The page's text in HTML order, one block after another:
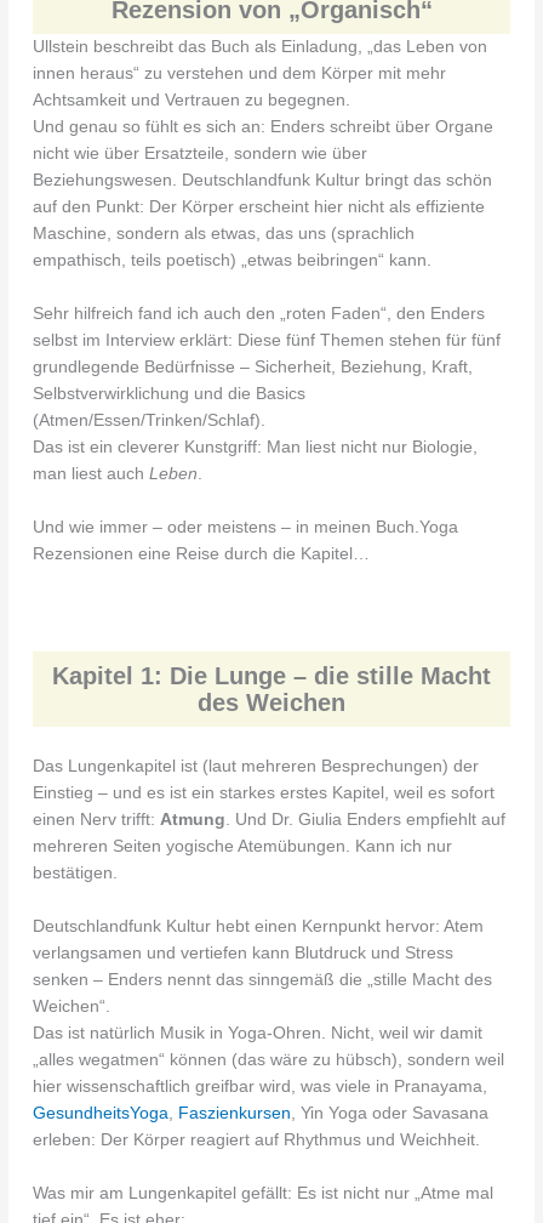
spielerisch leicht auf den Punkt zu bringen, weckt sie eine
tiefe Liebe zu dem, was uns so nah und doch oft fern ist: uns
selbst.
In ihrem Millionenbestseller Darm mit Charme hat Giulia
Enders eine neue Art begründet, über Wissenschaft zu
schreiben.
In Organisch erkundet sie, was es wirklich bedeutet, auf den
Körper zu hören.
Giulia Enders ist Ärztin und Autorin. 2014 veröffentlichte sie
den Bestseller Darm mit Charme. Sie forschte in der
Mikrobiologie, arbeitete als Ärztin und engagiert sich für die
verständliche Vermittlung wissenschaftlicher Themen.
Jill Enders ist Kommunikationsdesignerin und spezialisiert auf
die Vermittlung von Wissenschaft. Sie gestaltet Bücher,
Illustrationen für Darm mit Charme sowie die Konzeption der
Ausstellung Microbiote in Paris.
Rezension von „Organisch“
Ullstein beschreibt das Buch als Einladung, „das Leben von
innen heraus“ zu verstehen und dem Körper mit mehr
Achtsamkeit und Vertrauen zu begegnen.
Und genau so fühlt es sich an: Enders schreibt über Organe
nicht wie über Ersatzteile, sondern wie über
Beziehungswesen. Deutschlandfunk Kultur bringt das schön
auf den Punkt: Der Körper erscheint hier nicht als effiziente
Maschine, sondern als etwas, das uns (sprachlich
empathisch, teils poetisch) „etwas beibringen“ kann.
Sehr hilfreich fand ich auch den „roten Faden“, den Enders
selbst im Interview erklärt: Diese fünf Themen stehen für fünf
grundlegende Bedürfnisse – Sicherheit, Beziehung, Kraft,
Selbstverwirklichung und die Basics
(Atmen/Essen/Trinken/Schlaf).
Das ist ein cleverer Kunstgriff: Man liest nicht nur Biologie,
man liest auchLeben
Und wie immer – oder meistens – in meinen Buch.Yoga
Rezensionen eine Reise durch die Kapitel…
Kapitel 1: Die Lunge – die stille Macht
des Weichen
Das Lungenkapitel ist (laut mehreren Besprechungen) der
Einstieg – und es ist ein starkes erstes Kapitel, weil es sofort
einen Nerv trifft: Atmung . Und Dr. Giulia Enders empfiehlt auf
mehreren Seiten yogische Atemübungen. Kann ich nur
bestätigen.
Deutschlandfunk Kultur hebt einen Kernpunkt hervor: Atem
verlangsamen und vertiefen kann Blutdruck und Stress
senken – Enders nennt das sinngemäß die „stille Macht des
Weichen“.
Das ist natürlich Musik in Yoga-Ohren. Nicht, weil wir damit
„alles wegatmen“ können (das wäre zu hübsch), sondern weil
hier wissenschaftlich greifbar wird, was viele in Pranayama,
GesundheitsYoga
Faszienkursen , Yin Yoga oder Savasana
erleben: Der Körper reagiert auf Rhythmus und Weichheit.
Was mir am Lungenkapitel gefällt: Es ist nicht nur „Atme mal